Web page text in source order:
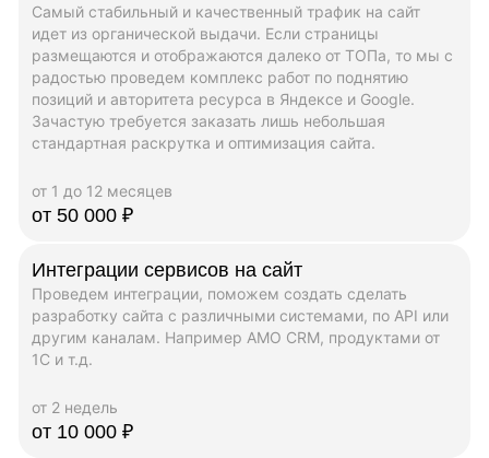
Самый стабильный и качественный трафик на сайт
идет из органической выдачи. Если страницы
размещаются и отображаются далеко от ТОПа, то мы с
радостью проведем комплекс работ по поднятию
позиций и авторитета ресурса в Яндексе и Google.
Зачастую требуется заказать лишь небольшая
стандартная раскрутка и оптимизация сайта.
от 1 до 12 месяцев
от 50 000 ₽
Интеграции сервисов на сайт
Проведем интеграции, поможем создать сделать
разработку сайта с различными системами, по API или
другим каналам. Например AMO CRM, продуктами от
1C и т.д.
от 2 недель
от 10 000 ₽